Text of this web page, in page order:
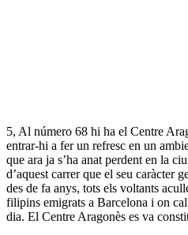
5, Al número 68 hi ha el Centre
entrar-hi a fer un refresc en un
que ara ja s’ha anat perdent en la
d’aquest carrer que el seu caràcter
des de fa anys, tots els voltants
filipins emigrats a Barcelona i on
dia. El Centre Aragonès es va